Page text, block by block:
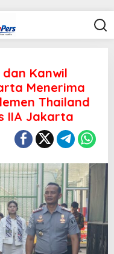
Kanwil
Menerima
Thailand
IIA Jakarta